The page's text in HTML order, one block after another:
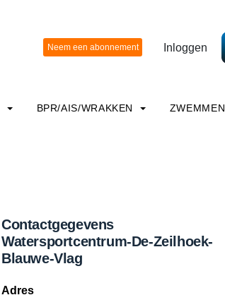
Inloggen
BPR/AIS/WRAKKEN ZWEMMEN
Contactgegevens
Watersportcentrum-De-Zeilhoek-
Blauwe-Vlag
Adres